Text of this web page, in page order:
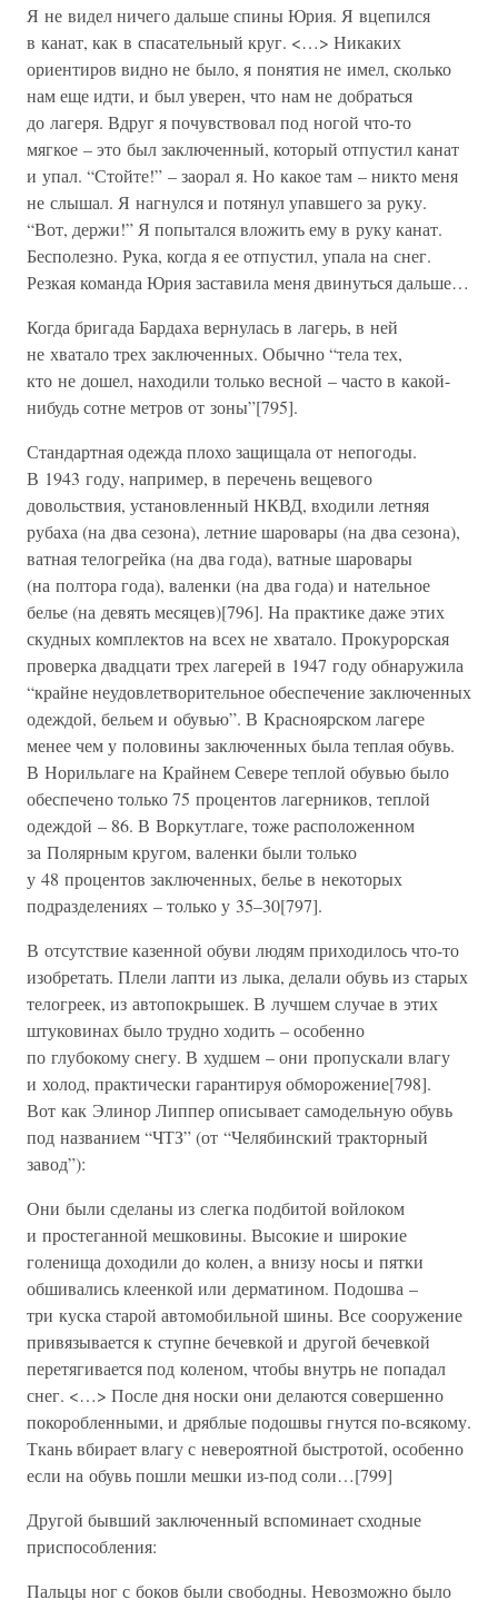
Я не видел ничего дальше спины Юрия. Я вцепился
в канат, как в спасательный круг. <…> Никаких
ориентиров видно не было, я понятия не имел, сколько
нам еще идти, и был уверен, что нам не добраться
до лагеря. Вдруг я почувствовал под ногой что-то
мягкое – это был заключенный, который отпустил канат
и упал. “Стойте!” – заорал я. Но какое там – никто меня
не слышал. Я нагнулся и потянул упавшего за руку.
“Вот, держи!” Я попытался вложить ему в руку канат.
Бесполезно. Рука, когда я ее отпустил, упала на снег.
Резкая команда Юрия заставила меня двинуться дальше…
Когда бригада Бардаха вернулась в лагерь, в ней
не хватало трех заключенных. Обычно “тела тех,
кто не дошел, находили только весной – часто в какой-
нибудь сотне метров от зоны”[795].
Стандартная одежда плохо защищала от непогоды.
В 1943 году, например, в перечень вещевого
довольствия, установленный НКВД, входили летняя
рубаха (на два сезона), летние шаровары (на два сезона),
ватная телогрейка (на два года), ватные шаровары
(на полтора года), валенки (на два года) и нательное
белье (на девять месяцев)[796]. На практике даже этих
скудных комплектов на всех не хватало. Прокурорская
проверка двадцати трех лагерей в 1947 году обнаружила
“крайне неудовлетворительное обеспечение заключенных
одеждой, бельем и обувью”. В Красноярском лагере
менее чем у половины заключенных была теплая обувь.
В Норильлаге на Крайнем Севере теплой обувью было
обеспечено только 75 процентов лагерников, теплой
одеждой – 86. В Воркутлаге, тоже расположенном
за Полярным кругом, валенки были только
у 48 процентов заключенных, белье в некоторых
подразделениях – только у 35–30[797].
В отсутствие казенной обуви людям приходилось что-то
изобретать. Плели лапти из лыка, делали обувь из старых
телогреек, из автопокрышек. В лучшем случае в этих
штуковинах было трудно ходить – особенно
по глубокому снегу. В худшем – они пропускали влагу
и холод, практически гарантируя обморожение[798].
Вот как Элинор Липпер описывает самодельную обувь
под названием “ЧТЗ” (от “Челябинский тракторный
завод”):
Они были сделаны из слегка подбитой войлоком
и простеганной мешковины. Высокие и широкие
голенища доходили до колен, а внизу носы и пятки
обшивались клеенкой или дерматином. Подошва –
три куска старой автомобильной шины. Все сооружение
привязывается к ступне бечевкой и другой бечевкой
перетягивается под коленом, чтобы внутрь не попадал
снег. <…> После дня носки они делаются совершенно
покоробленными, и дряблые подошвы гнутся по-всякому.
Ткань вбирает влагу с невероятной быстротой, особенно
если на обувь пошли мешки из-под соли…[799]
Другой бывший заключенный вспоминает сходные
приспособления:
Пальцы ног с боков были свободны. Невозможно было